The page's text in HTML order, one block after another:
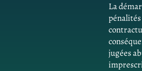
La
pénalités
jugées